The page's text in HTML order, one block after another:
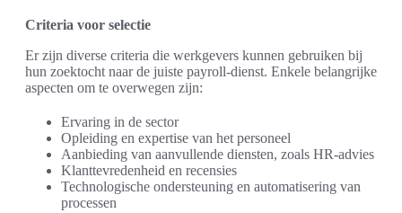
Criteria voor selectie
Er zijn diverse criteria die werkgevers kunnen gebruiken bij
hun zoektocht naar de juiste payroll-dienst. Enkele belangrijke
aspecten om te overwegen zijn:
Ervaring in de sector
Opleiding en expertise van het personeel
Aanbieding van aanvullende diensten, zoals HR-advies
Klanttevredenheid en recensies
Technologische ondersteuning en automatisering van
processen